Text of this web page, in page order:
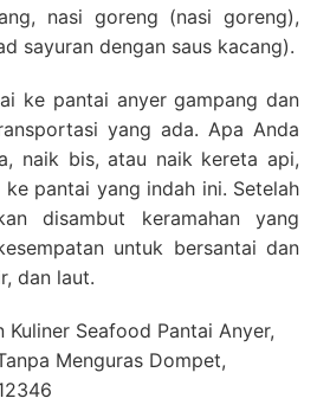
nasi goreng (nasi goreng),
sayuran dengan saus kacang).
ke pantai anyer gampang dan
yang ada. Apa Anda
naik bis, atau naik kereta api,
pantai yang indah ini. Setelah
disambut keramahan yang
untuk bersantai dan
dan laut.